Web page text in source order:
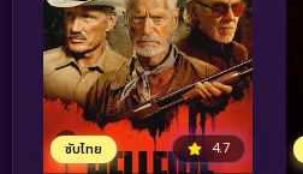
ซับไทย 4.7